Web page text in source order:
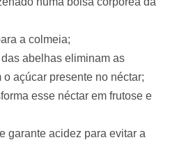
a colmeia;
abelhas eliminam as
açúcar presente no néctar;
esse néctar em frutose e
garante acidez para evitar a